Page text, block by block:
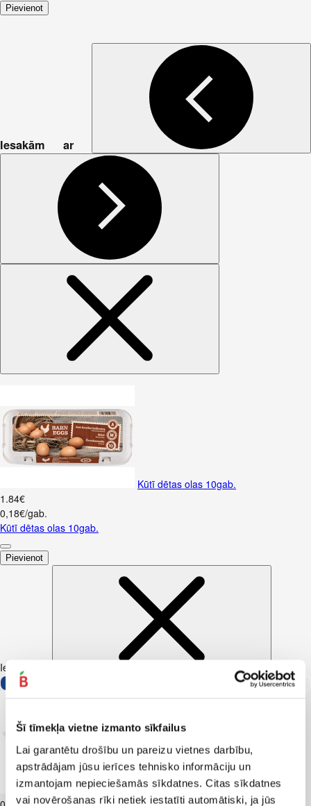
Šī tīmekļa vietne izmanto sīkfailus
Lai garantētu drošību un pareizu vietnes darbību,
apstrādājam jūsu ierīces tehnisko informāciju un
izmantojam nepieciešamās sīkdatnes. Citas sīkdatnes
vai novērošanas rīki netiek iestatīti automātiski, ja jūs
Pievienot
Iesakām ar
Kūtī dētas olas 10gab.
1 .84€
0,18€/gab.
Kūtī dētas olas 10gab.
Pievienot
Iesakām ar
Biezpiens 9% VALMIERA 180g